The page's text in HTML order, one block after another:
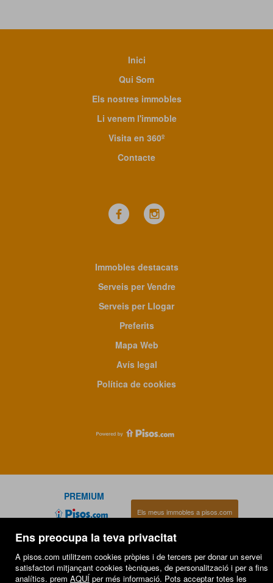
Ens preocupa la teva privacitat
A pisos.com utilitzem cookies pròpies i de tercers per donar un servei
satisfactori mitjançant cookies tècniques, de personalització i per a fins
analítics. prem AQUÍper més informació. Pots acceptar totes les
Inici
Qui Som
Els nostres immobles
Li venem l'immoble
Visita en 360º
Contacte
Immobles destacats
Serveis per Vendre
Serveis per Llogar
Preferits
Mapa Web
Avís legal
Política de cookies
PREMIUM
Els meus immobles a pisos.com